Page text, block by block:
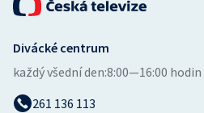
Divácké centrum
každý všední den:8:00—16:00 hodin
261 136 113